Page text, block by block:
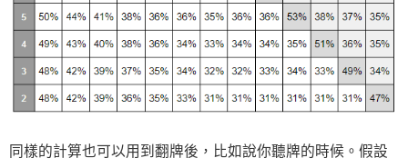
同樣的計算也可以用到翻牌後，比如說你聽牌的時候。假設